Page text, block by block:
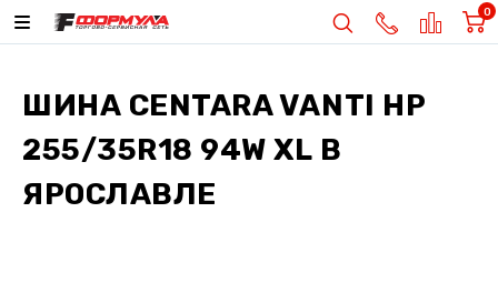
0
ШИНА CENTARA VANTI HP
255/35R18 94W XL В
ЯРОСЛАВЛЕ